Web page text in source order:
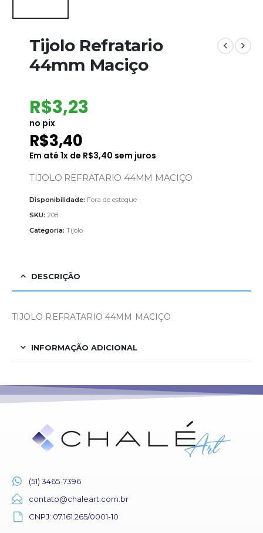
Tijolo Refratario
44mm Maciço
R$3,23
no pix
R$3,40
Em até 1x de R$3,40 sem juros
TIJOLO REFRATARIO 44MM MACIÇO
Disponibilidade: Fora de estoque
SKU: 208
Categoria: Tijolo
DESCRIÇÃO
TIJOLO REFRATARIO 44MM MACIÇO
INFORMAÇÃO ADICIONAL
(51) 3465-7396
contato@chaleart.com.br
CNPJ: 07.161.265/0001-10